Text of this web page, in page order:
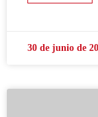
30 de junio de